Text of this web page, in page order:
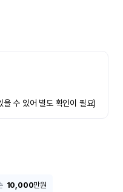
수 있어 별도 확인이 필요)
10,000만원